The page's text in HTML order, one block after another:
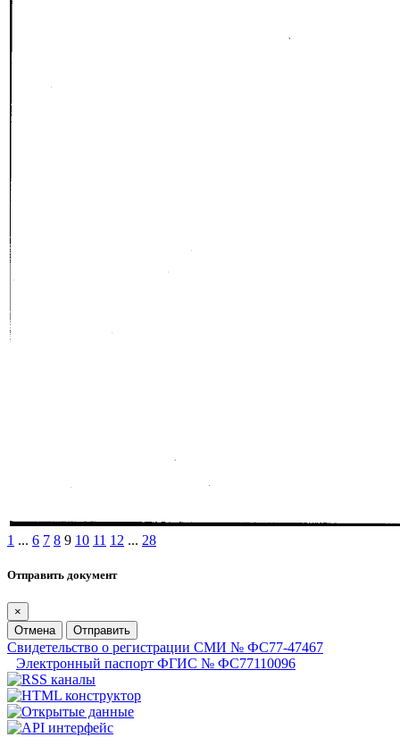
1 ... 6 7 8 9 10 11 12 ... 28
Отправить документ
×
Отмена
Отправить
Свидетельство о регистрации СМИ № ФС77-47467
Электронный паспорт ФГИС № ФС77110096